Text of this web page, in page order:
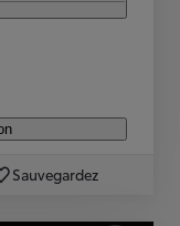
Sauvegardez